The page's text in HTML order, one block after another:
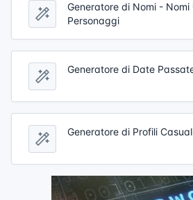
Generatore di Nomi -
Personaggi
Generatore di Date
Generatore di Profili